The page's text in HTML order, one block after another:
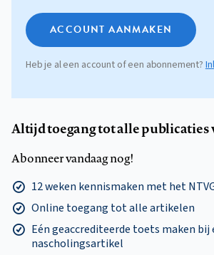
ACCOUNT AANMAKEN
Heb je al een account of een abonnement?
Altijd toegang tot alle publicaties
Abonneer vandaag nog!
12 weken kennismaken met het
Online toegang tot alle artikelen
Eén geaccrediteerde toets maken bij
nascholingsartikel